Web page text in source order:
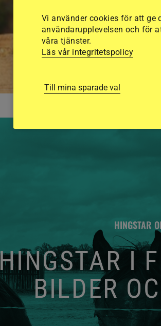
HINGSTAR
I
BILDER
Vi använder cookies för att ge
användarupplevelsen och för
våra tjänster.
Läs vår integritetspolicy
Till mina sparade val